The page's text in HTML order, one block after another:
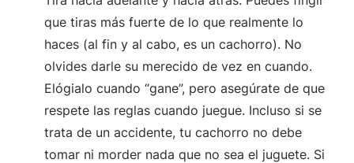
que tiras más fuerte de lo que realmente lo
haces (al fin y al cabo, es un cachorro). No
olvides darle su merecido de vez en cuando.
Elógialo cuando “gane”, pero asegúrate de que
respete las reglas cuando juegue. Incluso si se
trata de un accidente, tu cachorro no debe
tomar ni morder nada que no sea el juguete. Si